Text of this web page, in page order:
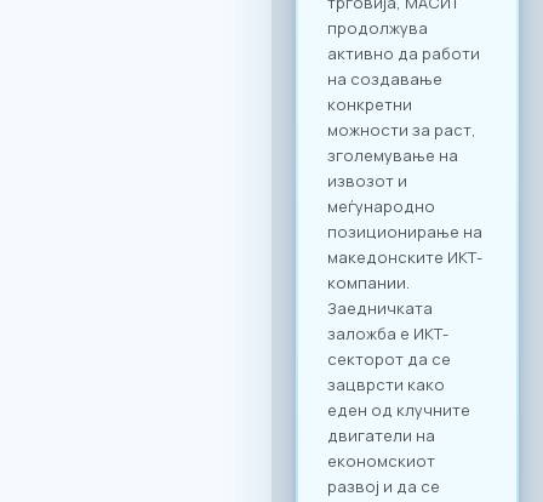
поттикне не само
соработка во
рамки на
технолошкиот
сектор, туку и
меѓусекторско
поврзување. Покрај
ИКТ секторот, на
настанот се
очекува присуство
на компании од
различни
индустрии, со што
се отвора широк
дигитализација на
бизнис процесите
и директни средби
помеѓу домашните
ИКТ добавувачи и